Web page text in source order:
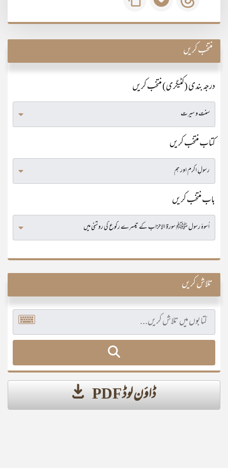
منتخب کریں
درجہ بندی (کٹیگری) منتخب کریں
کتاب منتخب کریں
باب منتخب کریں
تلاش کریں
ڈاؤن لوڈ PDF